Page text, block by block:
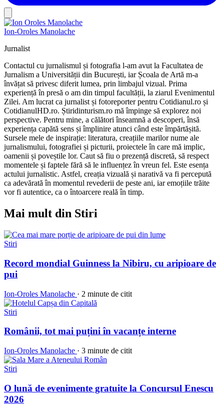
Ion-Oroles Manolache
Jurnalist
Contactul cu jurnalismul și fotografia l-am avut la Facultatea de
Jurnalism a Universității din București, iar Școala de Artă m-a
învățat să privesc diferit lumea, prin limbajul vizual. Prima
experiență în presă o am din timpul facultății, la ziarul Evenimentul
Zilei. Am lucrat ca jurnalist și fotoreporter pentru Cotidianul.ro și
CotidianulHD.ro. Știridinturism.ro mă împinge să explorez noi
perspective. Pentru mine, a călători înseamnă a descoperi, însă
experiența capătă sens și împlinire atunci când este împărtășită.
Sursele mele de inspirație: literatura, creațiile marilor nume ale
jurnalismului, fotografiei și picturii, proiectele în care mă implic,
oamenii și poveștile lor. Caut să fiu o prezență discretă, să respect
momentele și faptele fără să le influențez în vreun fel. Este esența
actului jurnalistic. Astfel, creația vizuală și narativă va fi percepută
ca adevărată în momentul revederii de peste ani, iar emoțiile trăite
vor fi autentice, ca o întoarcere reală în timp.
Mai mult din Stiri
Stiri
Record mondial Guinness la Nibiru, cu aripioare de
pui
Ion-Oroles Manolache · 2 minute de citit
Stiri
Românii, tot mai puțini în vacanțe interne
Ion-Oroles Manolache · 3 minute de citit
Stiri
O lună de evenimente gratuite la Concursul Enescu
2026